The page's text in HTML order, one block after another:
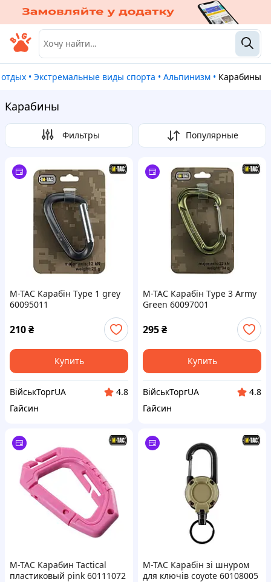
отдых • Экстремальные виды спорта • Альпинизм • Карабины
Карабины
Фильтры Популярные
M-TAC Карабін Type 1 grey
60095011
210₴
Купить
ВійськТоргUA
4.8
Гайсин
M-TAC Карабін Type 3 Army
Green 60097001
295₴
Купить
ВійськТоргUA
4.8
Гайсин
M-TAC Карабин Tactical
пластиковый pink 60111072
M-TAC Карабін зі шнуром
для ключів coyote 60108005